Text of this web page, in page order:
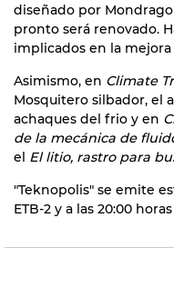
diseñado por
pronto será renovado.
implicados en la
Asimismo, en Climate
Mosquitero silbador, el
achaques del frio y en
de la mecánica de
el El litio, rastro para
"Teknopolis" se emite
ETB-2 y a las 20:00 horas